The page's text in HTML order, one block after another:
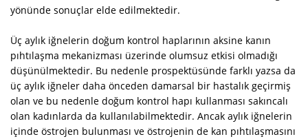
yönünde sonuçlar elde edilmektedir.
Üç aylık iğnelerin doğum kontrol haplarının aksine kanın
pıhtılaşma mekanizması üzerinde olumsuz etkisi olmadığı
düşünülmektedir. Bu nedenle prospektüsünde farklı yazsa da
üç aylık iğneler daha önceden damarsal bir hastalık geçirmiş
olan ve bu nedenle doğum kontrol hapı kullanması sakıncalı
olan kadınlarda da kullanılabilmektedir. Ancak aylık iğnelerin
içinde östrojen bulunması ve östrojenin de kan pıhtılaşmasını